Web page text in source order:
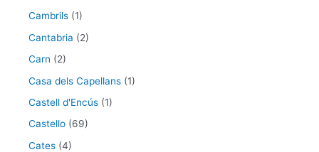
Cambrils (1)
Cantabria (2)
Carn (2)
Casa dels Capellans (1)
Castell d'Encús (1)
Castello (69)
Cates (4)